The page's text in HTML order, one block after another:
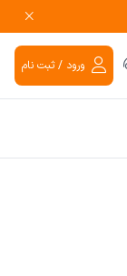
ورود / ثبت نام